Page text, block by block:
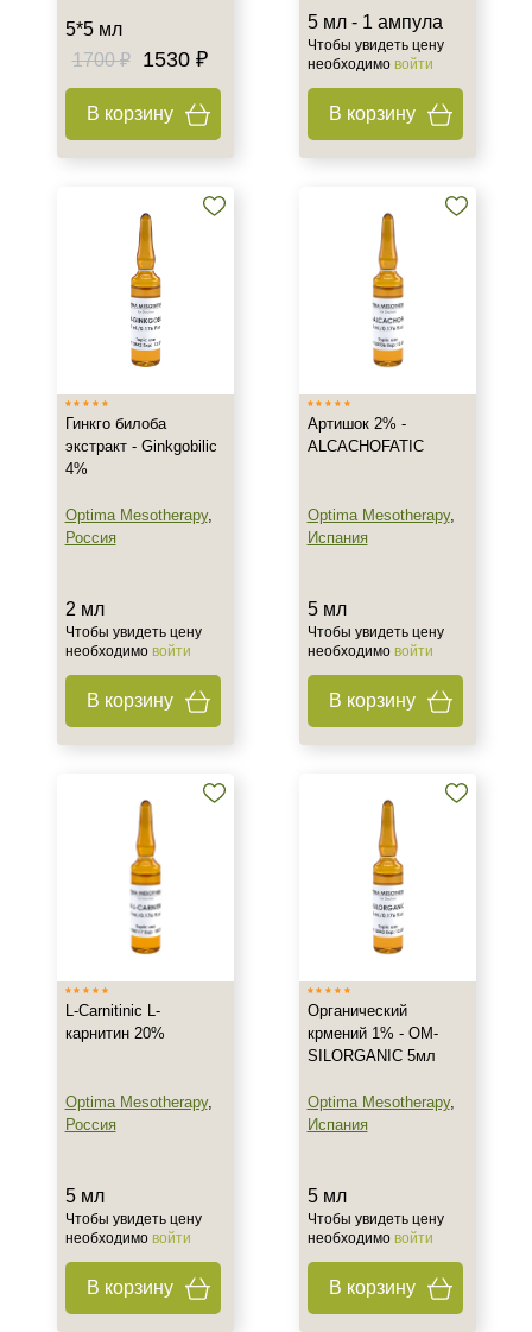
5*5 мл
1700 ₽
1530 ₽
В корзину
5 мл - 1 ампула
Чтобы увидеть цену
необходимо войти
В корзину
Гинкго билоба
экстракт - Ginkgobilic
4%
Optima Mesotherapy,
Россия
2 мл
Чтобы увидеть цену
необходимо войти
В корзину
Артишок 2% -
ALCACHOFATIC
Optima Mesotherapy,
Испания
5 мл
Чтобы увидеть цену
необходимо войти
В корзину
L-Carnitinic L-
карнитин 20%
Optima Mesotherapy,
Россия
5 мл
Чтобы увидеть цену
необходимо войти
В корзину
Органический
крмений 1% - OM-
SILORGANIC 5мл
Optima Mesotherapy,
Испания
5 мл
Чтобы увидеть цену
необходимо войти
В корзину
Не показывать предложение о консультации
+7 (929) 933-09-89